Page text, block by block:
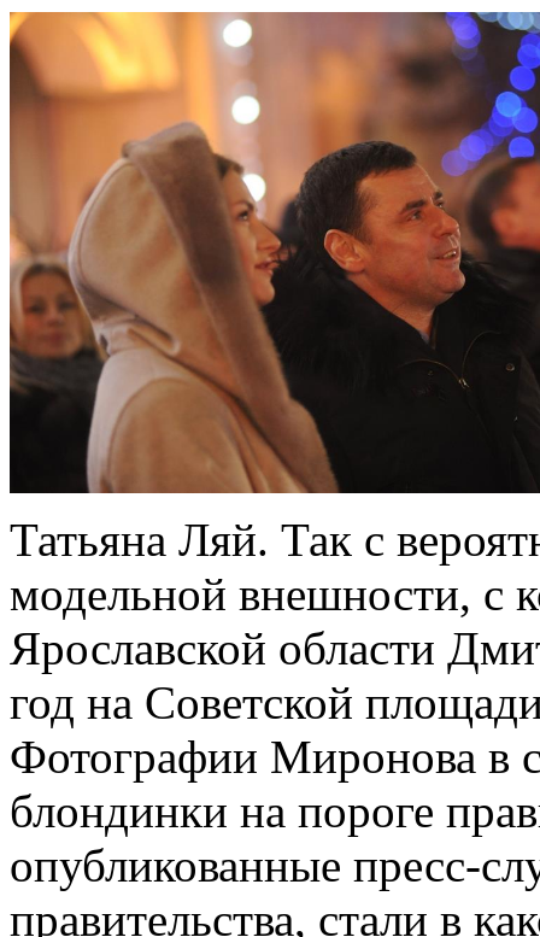
Татьяна Ляй. Так с
модельной внешности, с
Ярославской области
год на Советской
Фотографии Миронова в
блондинки на пороге
опубликованные пресс-
правительства, стали в